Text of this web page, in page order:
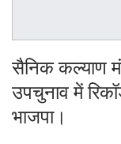
सैनिक कल्याण
उपचुनाव में
भाजपा।